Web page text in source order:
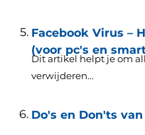
Facebook Virus –
(voor pc's en
Dit artikel helpt je om
verwijderen...
Do's en Don'ts